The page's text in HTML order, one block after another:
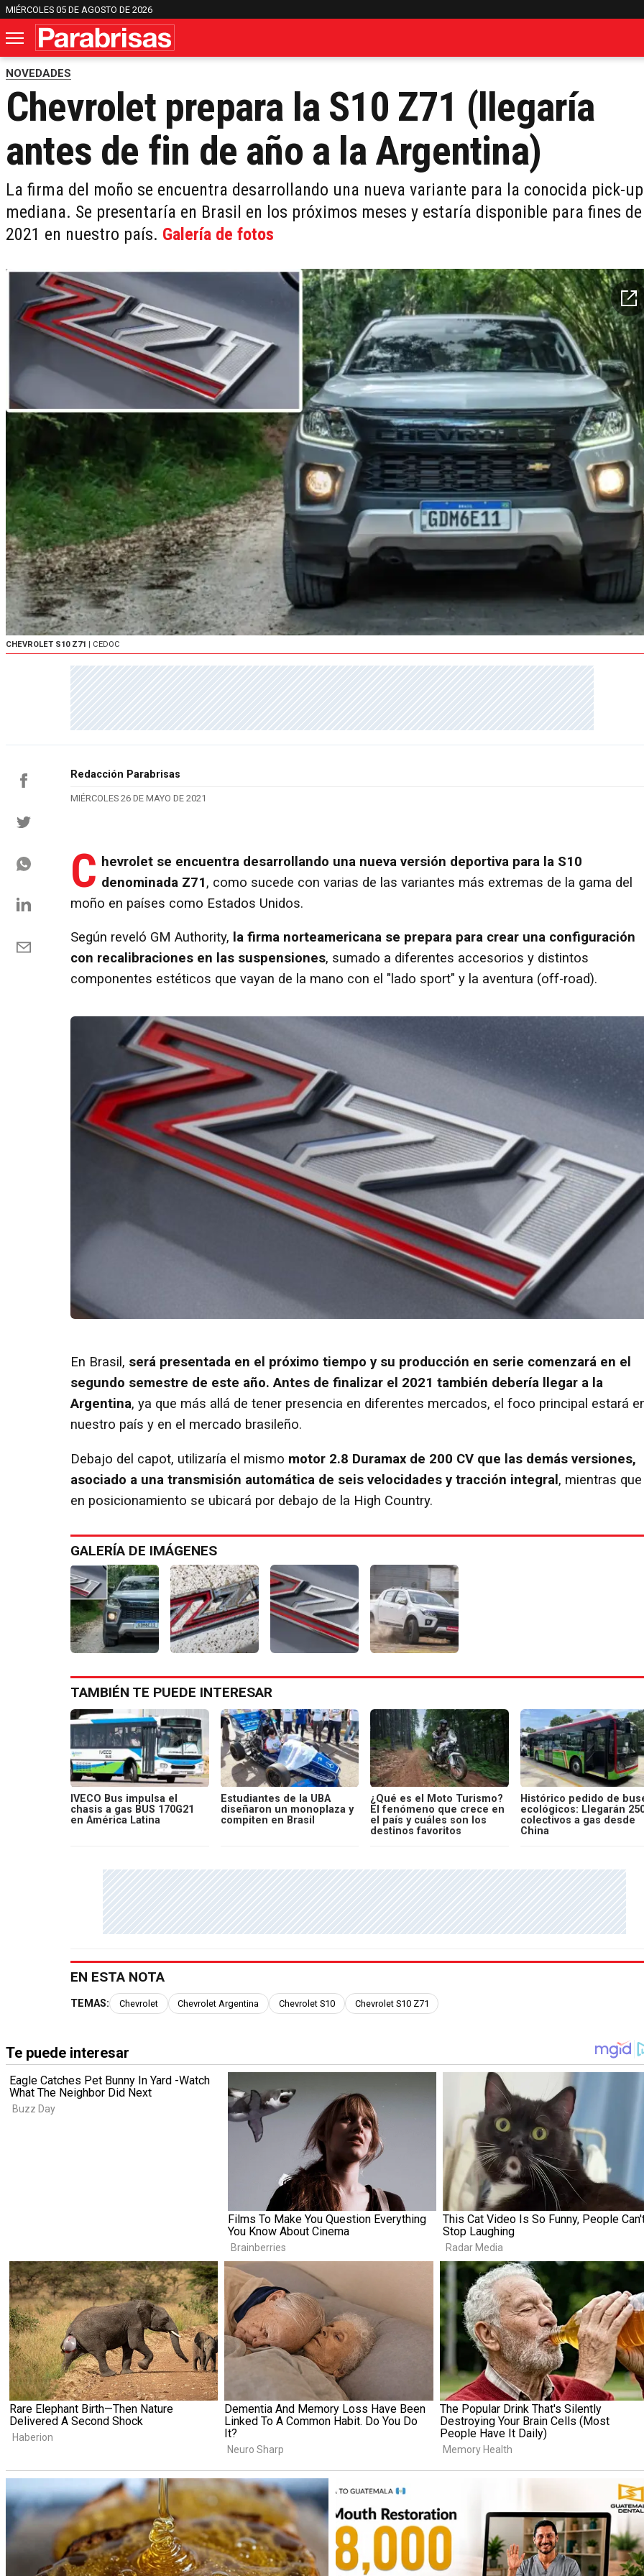
MIÉRCOLES 05 DE AGOSTO DE 2026
NOVEDADES
Chevrolet prepara la S10 Z71 (llegaría
antes de fin de año a la Argentina)
La firma del moño se encuentra desarrollando una nueva variante para la conocida pick-up
mediana. Se presentaría en Brasil en los próximos meses y estaría disponible para fines de
2021 en nuestro país. Galería de fotos
CHEVROLET S10 Z71 | CEDOC
Redacción Parabrisas
MIÉRCOLES 26 DE MAYO DE 2021
C hevrolet se encuentra desarrollando una nueva versión deportiva para la S10
denominada Z71, como sucede con varias de las variantes más extremas de la gama del
moño en países como Estados Unidos.
Según reveló GM Authority, la firma norteamericana se prepara para crear una configuración
con recalibraciones en las suspensiones, sumado a diferentes accesorios y distintos
componentes estéticos que vayan de la mano con el "lado sport" y la aventura (off-road).
En Brasil, será presentada en el próximo tiempo y su producción en serie comenzará en el
segundo semestre de este año. Antes de finalizar el 2021 también debería llegar a la
Argentina, ya que más allá de tener presencia en diferentes mercados, el foco principal estará
nuestro país y en el mercado brasileño.
Debajo del capot, utilizaría el mismo motor 2.8 Duramax de 200 CV que las demás versiones,
asociado a una transmisión automática de seis velocidades y tracción integral, mientras que
en posicionamiento se ubicará por debajo de la High Country.
GALERÍA DE IMÁGENES
TAMBIÉN TE PUEDE INTERESAR
IVECO Bus impulsa el
chasis a gas BUS 170G21
en América Latina
Estudiantes de la UBA
diseñaron un monoplaza y
compiten en Brasil
¿Qué es el Moto Turismo?
El fenómeno que crece en
el país y cuáles son los
destinos favoritos
Histórico pedido de
ecológicos: Llegarán
colectivos a gas desde
China
EN ESTA NOTA
TEMAS: Chevrolet Chevrolet Argentina Chevrolet S10 Chevrolet S10 Z71